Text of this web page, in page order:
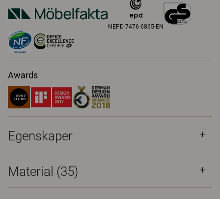
NEPD-7476-6865-EN
Awards
Egenskaper
Material (35)